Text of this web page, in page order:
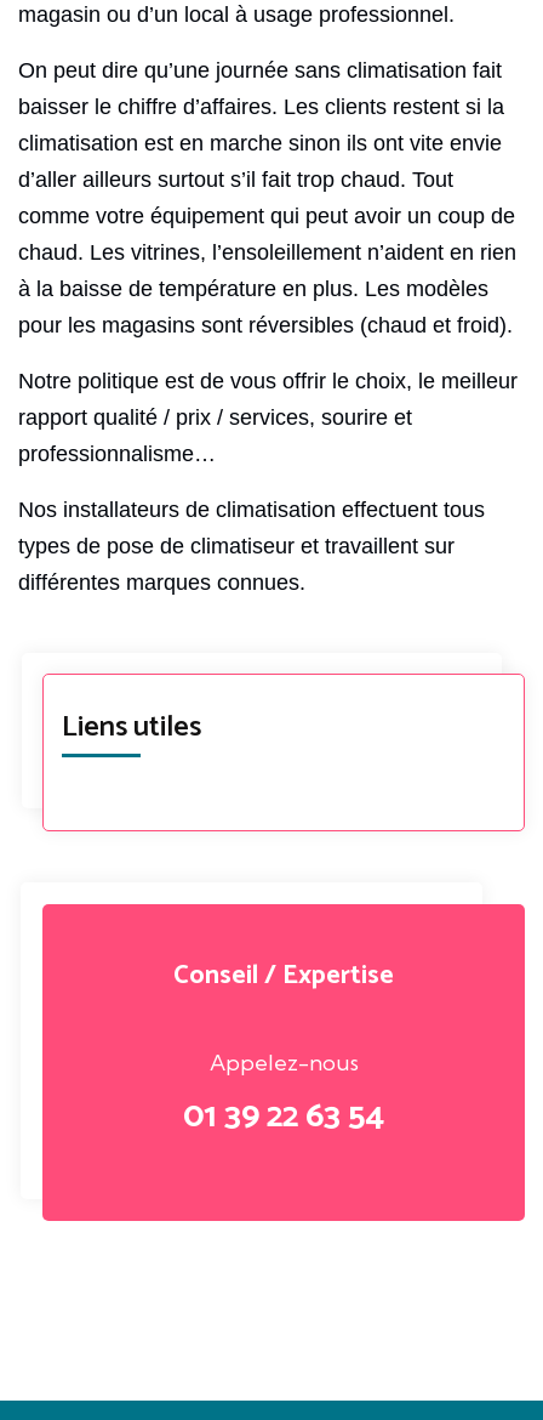
magasin ou d’un local à usage professionnel.
On peut dire qu’une journée sans climatisation fait
baisser le chiffre d’affaires. Les clients restent si la
climatisation est en marche sinon ils ont vite envie
d’aller ailleurs surtout s’il fait trop chaud. Tout
comme votre équipement qui peut avoir un coup de
chaud. Les vitrines, l’ensoleillement n’aident en rien
à la baisse de température en plus. Les modèles
pour les magasins sont réversibles (chaud et froid).
Notre politique est de vous offrir le choix, le meilleur
rapport qualité / prix / services, sourire et
professionnalisme…
Nos installateurs de climatisation effectuent tous
types de pose de climatiseur et travaillent sur
différentes marques connues.
Liens utiles
Conseil / Expertise
Appelez-nous
01 39 22 63 54